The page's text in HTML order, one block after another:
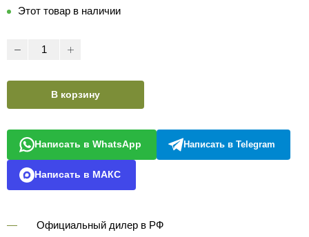
Этот товар в наличии
В корзину
Написать в WhatsApp Написать в Telegram
Написать в МАКС
Официальный дилер в РФ